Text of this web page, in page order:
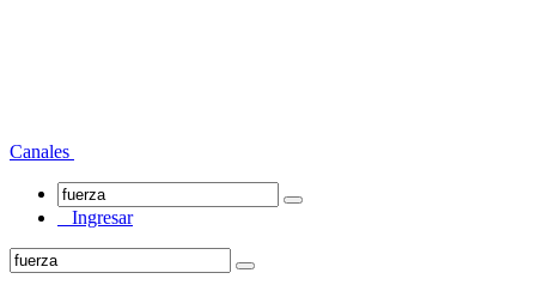
Canales
Ingresar